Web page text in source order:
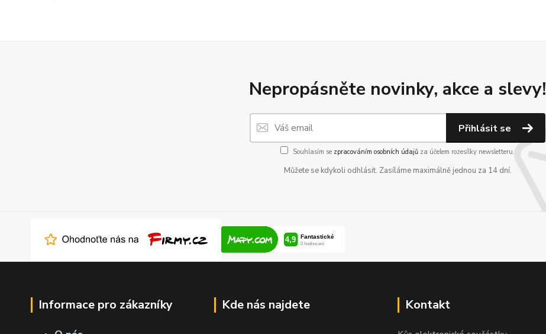
Nepropásněte novinky, akce a slevy!
Přihlásit se
Souhlasím se zpracováním osobních údajů za účelem rozesílky newsletteru.
Můžete se kdykoli odhlásit. Zasíláme maximálně jednou za 14 dní.
Informace pro zákazníky Kde nás najdete Kontakt